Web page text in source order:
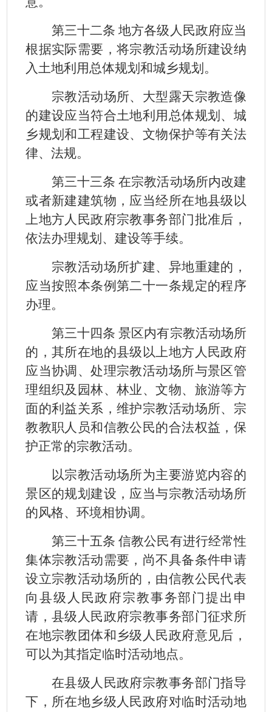
第三十二条 地方各级人民政府应当
根据实际需要，将宗教活动场所建设纳
入土地利用总体规划和城乡规划。
宗教活动场所、大型露天宗教造像
的建设应当符合土地利用总体规划、城
乡规划和工程建设、文物保护等有关法
律、法规。
第三十三条 在宗教活动场所内改建
或者新建建筑物，应当经所在地县级以
上地方人民政府宗教事务部门批准后，
依法办理规划、建设等手续。
宗教活动场所扩建、异地重建的，
应当按照本条例第二十一条规定的程序
办理。
第三十四条 景区内有宗教活动场所
的，其所在地的县级以上地方人民政府
应当协调、处理宗教活动场所与景区管
理组织及园林、林业、文物、旅游等方
面的利益关系，维护宗教活动场所、宗
教教职人员和信教公民的合法权益，保
护正常的宗教活动。
以宗教活动场所为主要游览内容的
景区的规划建设，应当与宗教活动场所
的风格、环境相协调。
第三十五条 信教公民有进行经常性
集体宗教活动需要，尚不具备条件申请
设立宗教活动场所的，由信教公民代表
向县级人民政府宗教事务部门提出申
请，县级人民政府宗教事务部门征求所
在地宗教团体和乡级人民政府意见后，
可以为其指定临时活动地点。
在县级人民政府宗教事务部门指导
下，所在地乡级人民政府对临时活动地